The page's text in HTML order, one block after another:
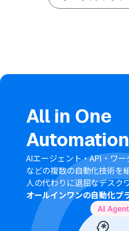
Googleカレンダーのトリガ
報を変数として埋め込むこと
を連携してください。
トリガーは5分、10分、15分
間隔を選択できます。
プランによって最短の起動間
ください。
All in One
Automation
AIエージェント・API・ワー
などの複数の自動化技術を
人の代わりに退屈なデスク
オールインワンの自動化プ